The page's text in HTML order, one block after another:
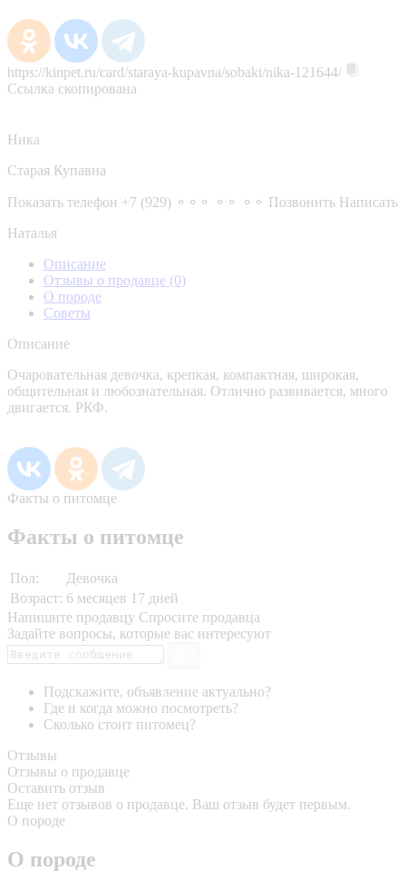
https://kinpet.ru/card/staraya-kupavna/sobaki/nika-121644/
Ссылка скопирована
Ника
Старая Купавна
Показать телефон +7 (929) ⚬⚬⚬ ⚬⚬ ⚬⚬ Позвонить Написать
Наталья
Описание
Отзывы о продавце (0)
О породе
Советы
Описание
Очаровательная девочка, крепкая, компактная, широкая,
общительная и любознательная. Отлично развивается, много
двигается. РКФ.
Факты о питомце
Факты о питомце
Пол:
Девочка
Возраст: 6 месяцев 17 дней
Напишите продавцу Спросите продавца
Задайте вопросы, которые вас интересуют
Подскажите, объявление актуально?
Где и когда можно посмотреть?
Сколько стоит питомец?
Отзывы
Отзывы о продавце
Оставить отзыв
Еще нет отзывов о продавце. Ваш отзыв будет первым.
О породе
О породе